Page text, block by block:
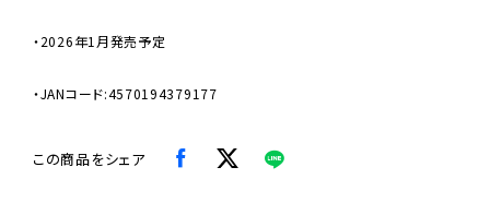
・2026年1月発売予定
・JANコード:4570194379177
この商品をシェア